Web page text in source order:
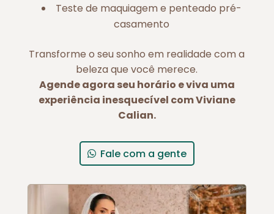
Teste de maquiagem e penteado pré-
casamento
Transforme o seu sonho em realidade com a
beleza que você merece.
Agende agora seu horário e viva uma
experiência inesquecível com Viviane
Calian.
Fale com a gente